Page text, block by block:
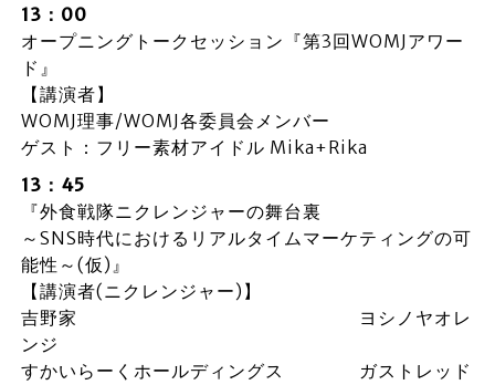
13：00
オープニングトークセッション『第3回WOMJアワー
ド』
【講演者】
WOMJ理事/WOMJ各委員会メンバー
ゲスト：フリー素材アイドル Mika+Rika
13：45
『外食戦隊ニクレンジャーの舞台裏
～SNS時代におけるリアルタイムマーケティングの可
能性～(仮)』
【講演者(ニクレンジャー)】
吉野家 ヨシノヤオレ
ンジ
すかいらーくホールディングス ガストレッド